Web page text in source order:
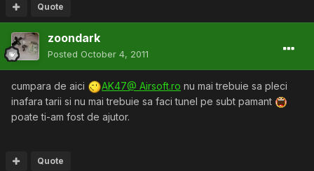
Quote
zoondark
Posted October 4, 2011
cumpara de aici AK47@ Airsoft.ro nu mai trebuie sa pleci
inafara tarii si nu mai trebuie sa faci tunel pe subt pamant
poate ti-am fost de ajutor.
Quote